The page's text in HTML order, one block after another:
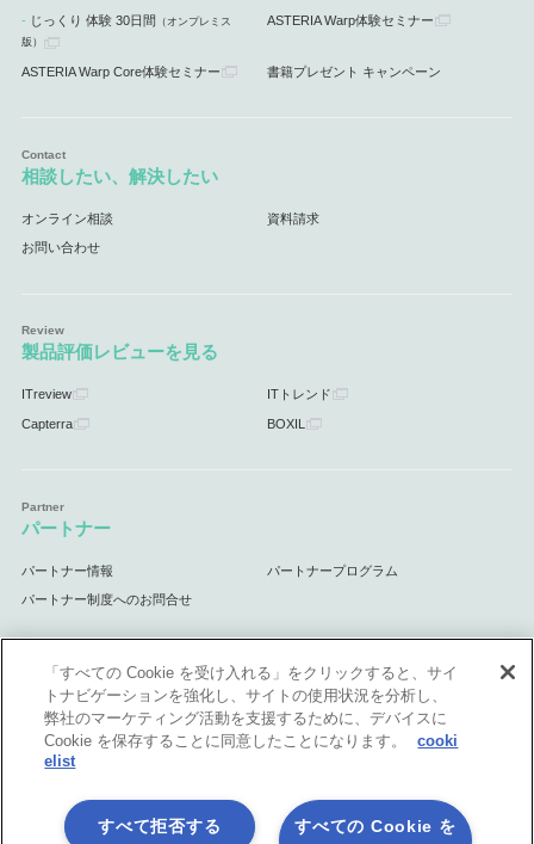
じっくり 体験 30日間 （オンプレミス
版）
ASTERIA Warp体験セミナー
ASTERIA Warp Core体験セミナー 書籍プレゼント キャンペーン
相談したい、解決したい
オンライン相談 資料請求
お問い合わせ
製品評価レビューを見る
ITreview ITトレンド
Capterra BOXIL
パートナー
パートナー情報 パートナープログラム
パートナー制度へのお問合せ
サポート
サポート情報
「すべての Cookie を受け入れる」をクリックすると、サイ
トナビゲーションを強化し、サイトの使用状況を分析し、
弊社のマーケティング活動を支援するために、デバイスに
Cookie を保存することに同意したことになります。
cooki
elist
すべての Cookie を
すべて拒否する